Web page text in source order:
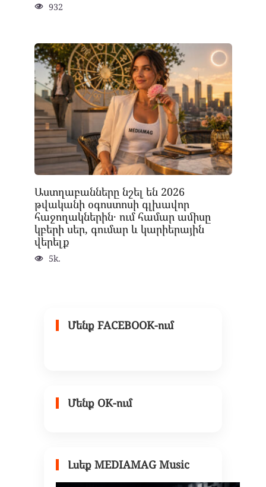
932
Աստղաբանները նշել են 2026
թվականի օգոստոսի գլխավոր
հաջողակներին․ ում համար ամիսը
կբերի սեր, գումար և կարիերային
վերելք
5k.
Մենք FACEBOOK-ում
Մենք OK-ում
Լսեք MEDIAMAG Music